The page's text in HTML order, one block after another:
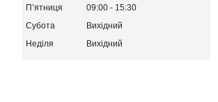
Пʼятниця
09:00
15:30
Субота
Вихідний
Неділя
Вихідний